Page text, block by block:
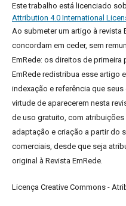
Este trabalho está licenciado
Attribution 4.0 International
Ao submeter um artigo à revista
concordam em ceder, sem
EmRede: os direitos de
EmRede redistribua esse artigo
indexação e referência que
virtude de aparecerem nesta
de uso gratuito, com
adaptação e criação a partir do
comerciais, desde que seja
original à Revista EmRede.
Licença Creative Commons -